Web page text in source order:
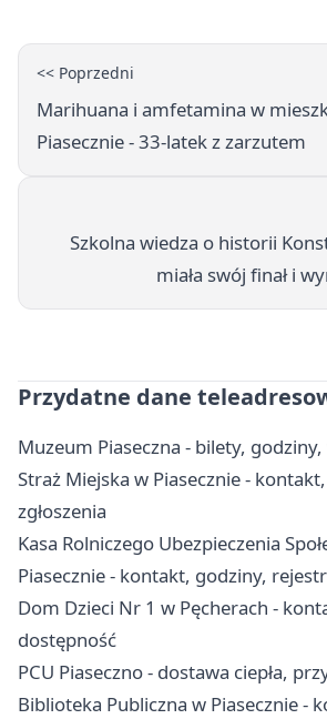
<< Poprzedni
Marihuana i amfetamina w
Piasecznie - 33-latek z zarzutem
Szkolna wiedza o historii
miała swój finał i
Przydatne dane
Muzeum Piaseczna - bilety,
Straż Miejska w Piasecznie -
zgłoszenia
Kasa Rolniczego Ubezpieczenia
Piasecznie - kontakt, godziny,
Dom Dzieci Nr 1 w Pęcherach -
dostępność
PCU Piaseczno - dostawa ciepła,
Biblioteka Publiczna w Piasecznie -